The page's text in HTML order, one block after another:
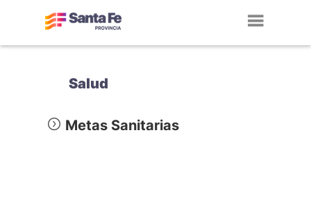
Salud
Metas Sanitarias